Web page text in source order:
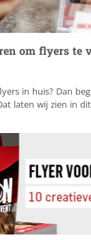
om flyers te
in huis? Dan
laten wij zien in